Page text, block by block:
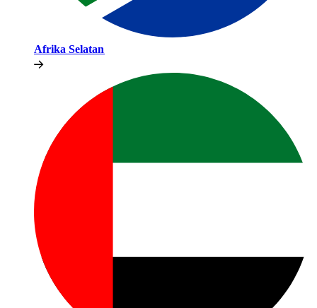
Afrika Selatan​​